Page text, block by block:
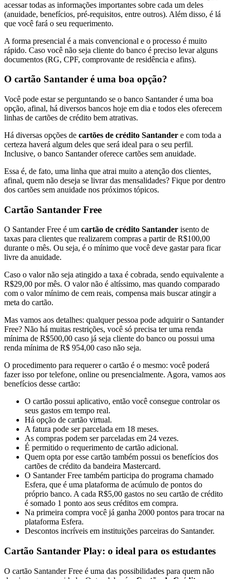
acessar todas as informações importantes sobre cada um deles
(anuidade, benefícios, pré-requisitos, entre outros). Além disso, é lá
que você fará o seu requerimento.
A forma presencial é a mais convencional e o processo é muito
rápido. Caso você não seja cliente do banco é preciso levar alguns
documentos (RG, CPF, comprovante de residência e afins).
O cartão Santander é uma boa opção?
Você pode estar se perguntando se o banco Santander é uma boa
opção, afinal, há diversos bancos hoje em dia e todos eles oferecem
linhas de cartões de crédito bem atrativas.
Há diversas opções de cartões de crédito Santander e com toda a
certeza haverá algum deles que será ideal para o seu perfil.
Inclusive, o banco Santander oferece cartões sem anuidade.
Essa é, de fato, uma linha que atrai muito a atenção dos clientes,
afinal, quem não deseja se livrar das mensalidades? Fique por dentro
dos cartões sem anuidade nos próximos tópicos.
Cartão Santander Free
O Santander Free é um cartão de crédito Santander isento de
taxas para clientes que realizarem compras a partir de R$100,00
durante o mês. Ou seja, é o mínimo que você deve gastar para ficar
livre da anuidade.
Caso o valor não seja atingido a taxa é cobrada, sendo equivalente a
R$29,00 por mês. O valor não é altíssimo, mas quando comparado
com o valor mínimo de cem reais, compensa mais buscar atingir a
meta do cartão.
Mas vamos aos detalhes: qualquer pessoa pode adquirir o Santander
Free? Não há muitas restrições, você só precisa ter uma renda
mínima de R$500,00 caso já seja cliente do banco ou possui uma
renda mínima de R$ 954,00 caso não seja.
O procedimento para requerer o cartão é o mesmo: você poderá
fazer isso por telefone, online ou presencialmente. Agora, vamos aos
benefícios desse cartão:
O cartão possui aplicativo, então você consegue controlar os
seus gastos em tempo real.
Há opção de cartão virtual.
A fatura pode ser parcelada em 18 meses.
As compras podem ser parceladas em 24 vezes.
É permitido o requerimento de cartão adicional.
Quem opta por esse cartão também possui os benefícios dos
cartões de crédito da bandeira Mastercard.
O Santander Free também participa do programa chamado
Esfera, que é uma plataforma de acúmulo de pontos do
próprio banco. A cada R$5,00 gastos no seu cartão de crédito
é somado 1 ponto aos seus créditos em compra.
Na primeira compra você já ganha 2000 pontos para trocar na
plataforma Esfera.
Descontos incríveis em instituições parceiras do Santander.
Cartão Santander Play: o ideal para os estudantes
O cartão Santander Free é uma das possibilidades para quem não